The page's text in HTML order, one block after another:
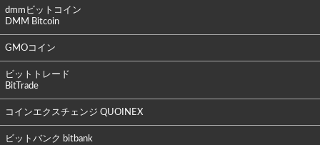
dmmビットコイン
DMM Bitcoin
GMOコイン
ビットトレード
BitTrade
コインエクスチェンジ QUOINEX
ビットバンク bitbank